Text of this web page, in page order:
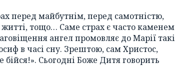
перед майбутнім, перед самотністю,
тощо… Саме страх є часто каменем
ангел промовляє до Марії такі
в часі сну. Зрештою, сам Христос,
Сьогодні Боже Дитя говорить